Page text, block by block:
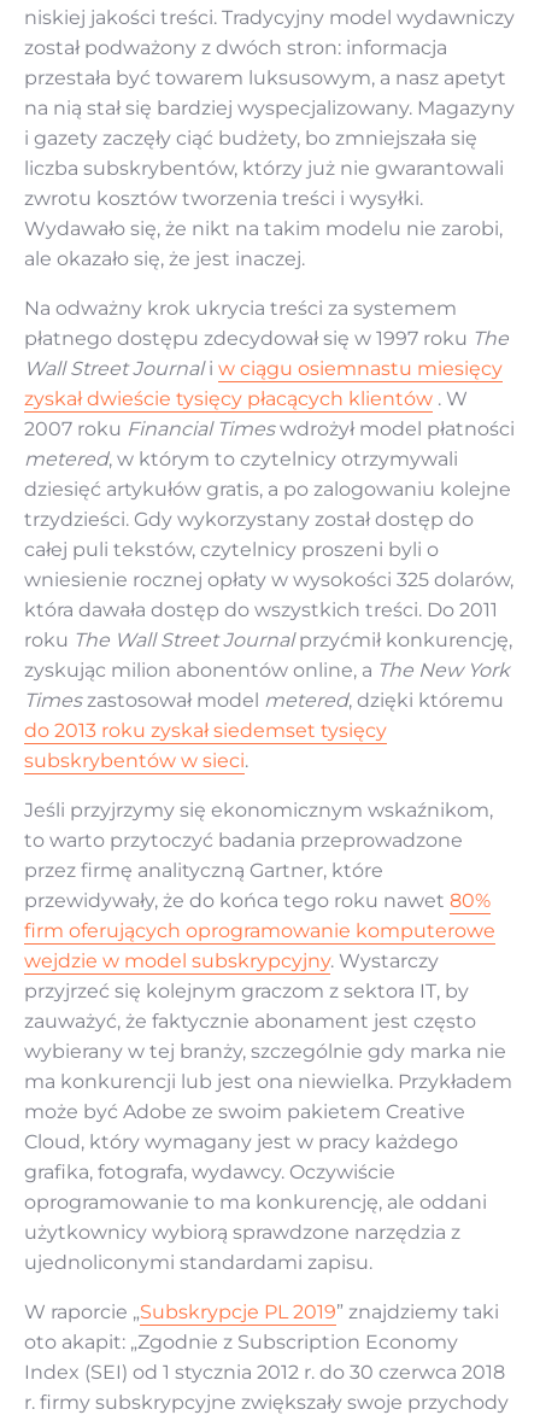
niskiej jakości treści. Tradycyjny model wydawniczy
został podważony z dwóch stron: informacja
przestała być towarem luksusowym, a nasz apetyt
na nią stał się bardziej wyspecjalizowany. Magazyny
i gazety zaczęły ciąć budżety, bo zmniejszała się
liczba subskrybentów, którzy już nie gwarantowali
zwrotu kosztów tworzenia treści i wysyłki.
Wydawało się, że nikt na takim modelu nie zarobi,
ale okazało się, że jest inaczej.
Na odważny krok ukrycia treści za systemem
płatnego dostępu zdecydował się w 1997 roku The
Wall Street Journali w ciągu osiemnastu miesięcy
zyskał dwieście tysięcy płacących klientów . W
2007 roku Financial Timeswdrożył model płatności
metered, w którym to czytelnicy otrzymywali
dziesięć artykułów gratis, a po zalogowaniu kolejne
trzydzieści. Gdy wykorzystany został dostęp do
całej puli tekstów, czytelnicy proszeni byli o
wniesienie rocznej opłaty w wysokości 325 dolarów,
która dawała dostęp do wszystkich treści. Do 2011
roku The Wall Street Journalprzyćmił konkurencję,
zyskując milion abonentów online, a The New York
Timeszastosował model metered, dzięki któremu
do 2013 roku zyskał siedemset tysięcy
subskrybentów w sieci.
Jeśli przyjrzymy się ekonomicznym wskaźnikom,
to warto przytoczyć badania przeprowadzone
przez firmę analityczną Gartner, które
przewidywały, że do końca tego roku nawet 80%
firm oferujących oprogramowanie komputerowe
wejdzie w model subskrypcyjny. Wystarczy
przyjrzeć się kolejnym graczom z sektora IT, by
zauważyć, że faktycznie abonament jest często
wybierany w tej branży, szczególnie gdy marka nie
ma konkurencji lub jest ona niewielka. Przykładem
może być Adobe ze swoim pakietem Creative
Cloud, który wymagany jest w pracy każdego
grafika, fotografa, wydawcy. Oczywiście
oprogramowanie to ma konkurencję, ale oddani
użytkownicy wybiorą sprawdzone narzędzia z
ujednoliconymi standardami zapisu.
W raporcie „Subskrypcje PL 2019” znajdziemy taki
oto akapit: „Zgodnie z Subscription Economy
Index (SEI) od 1 stycznia 2012 r. do 30 czerwca 2018
r. firmy subskrypcyjne zwiększały swoje przychody